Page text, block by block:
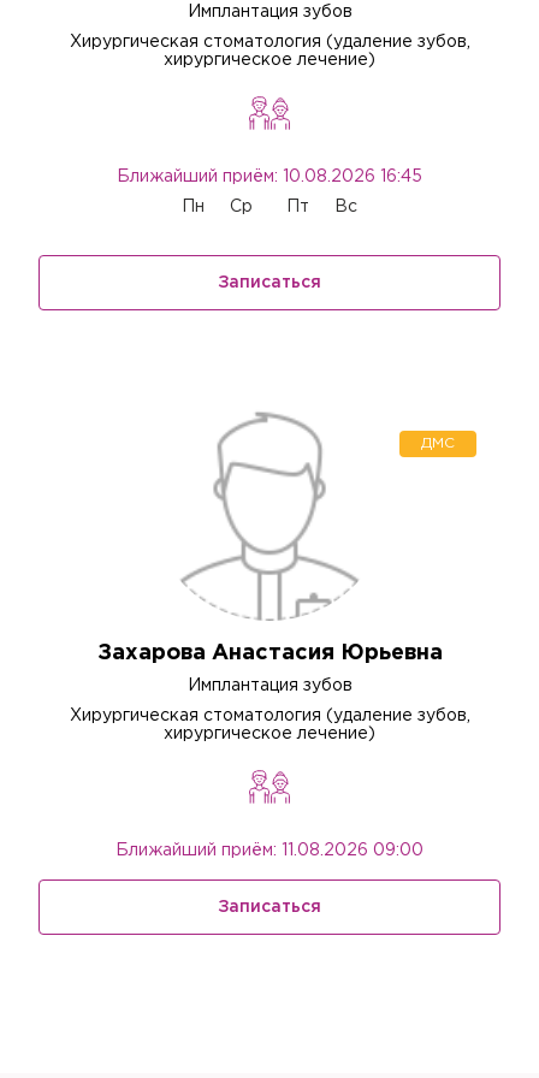
Имплантация зубов
Хирургическая стоматология (удаление зубов,
хирургическое лечение)
Ближайший приём: 10.08.2026 16:45
Пн Ср Пт Вс
Записаться
Захарова Анастасия Юрьевна
Имплантация зубов
Хирургическая стоматология (удаление зубов,
хирургическое лечение)
Ближайший приём: 11.08.2026 09:00
Записаться
ДМС